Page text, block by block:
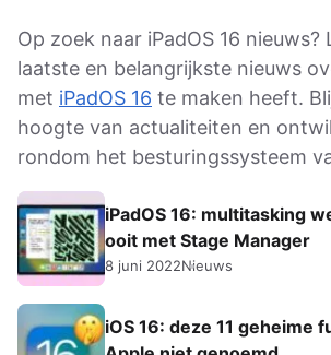
Op zoek naar iPadOS 16 nieuws?
laatste en belangrijkste nieuws
met iPadOS 16 te maken heeft.
hoogte van actualiteiten en
rondom het besturingssysteem
iPadOS 16: multitasking
ooit met Stage Manager
8 juni 2022Nieuws
iOS 16: deze 11 geheime